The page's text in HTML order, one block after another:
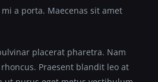
a porta. Maecenas sit amet
placerat pharetra. Nam
Praesent blandit leo at